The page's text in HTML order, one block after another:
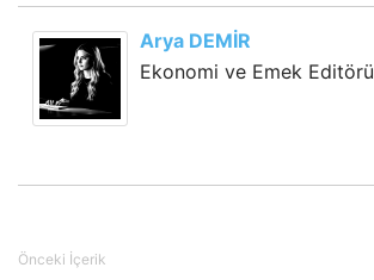
Arya DEMİR
Ekonomi ve Emek Editörü
Önceki İçerik